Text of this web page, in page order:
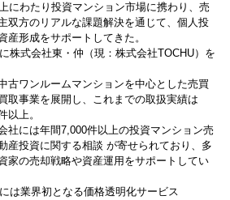
にわたり投資マンション市場に携わり、売
双方のリアルな課題解決を通じて、個人投
産形成をサポートしてきた。
株式会社東・仲（現：株式会社TOCHU）を
古ワンルームマンションを中心とした売買
取事業を展開し、これまでの取扱実績は
以上。
社には年間7,000件以上の投資マンション売
産投資に関する相談 が寄せられており、多
家の売却戦略や資産運用をサポートしてい
は業界初となる価格透明化サービス